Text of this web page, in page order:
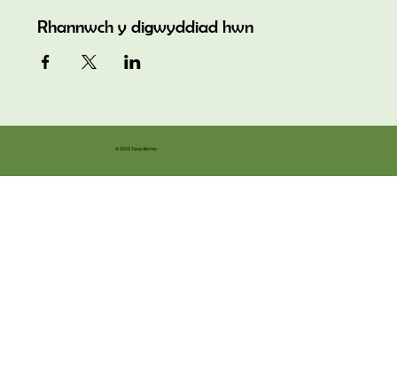
Rhannwch y digwyddiad hwn
© 2025 Tanio Bermo